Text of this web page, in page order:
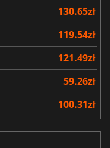
130.65zł
119.54zł
121.49zł
59.26zł
100.31zł